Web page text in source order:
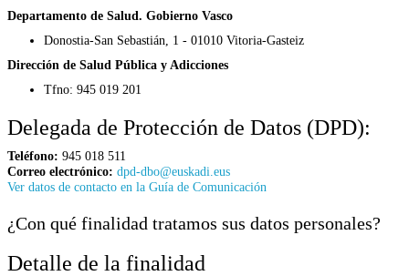
Departamento de Salud. Gobierno Vasco
Donostia-San Sebastián, 1 - 01010 Vitoria-Gasteiz
Dirección de Salud Pública y Adicciones
Tfno: 945 019 201
Delegada de Protección de Datos (DPD):
Teléfono: 945 018 511
Correo electrónico: dpd-dbo@euskadi.eus
Ver datos de contacto en la Guía de Comunicación
¿Con qué finalidad tratamos sus datos personales?
Detalle de la finalidad